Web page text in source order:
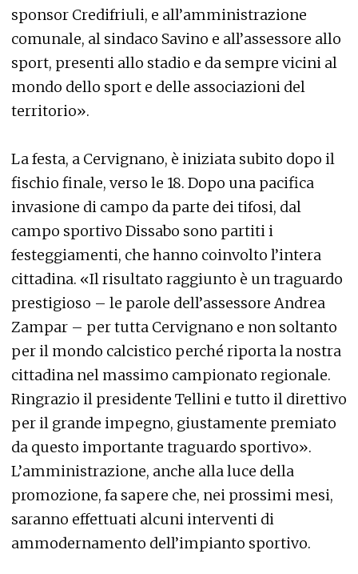
sponsor Credifriuli, e all’amministrazione
comunale, al sindaco Savino e all’assessore allo
sport, presenti allo stadio e da sempre vicini al
mondo dello sport e delle associazioni del
territorio».
La festa, a Cervignano, è iniziata subito dopo il
fischio finale, verso le 18. Dopo una pacifica
invasione di campo da parte dei tifosi, dal
campo sportivo Dissabo sono partiti i
festeggiamenti, che hanno coinvolto l’intera
cittadina. «Il risultato raggiunto è un traguardo
prestigioso – le parole dell’assessore Andrea
Zampar – per tutta Cervignano e non soltanto
per il mondo calcistico perché riporta la nostra
cittadina nel massimo campionato regionale.
Ringrazio il presidente Tellini e tutto il direttivo
per il grande impegno, giustamente premiato
da questo importante traguardo sportivo».
L’amministrazione, anche alla luce della
promozione, fa sapere che, nei prossimi mesi,
saranno effettuati alcuni interventi di
ammodernamento dell’impianto sportivo.